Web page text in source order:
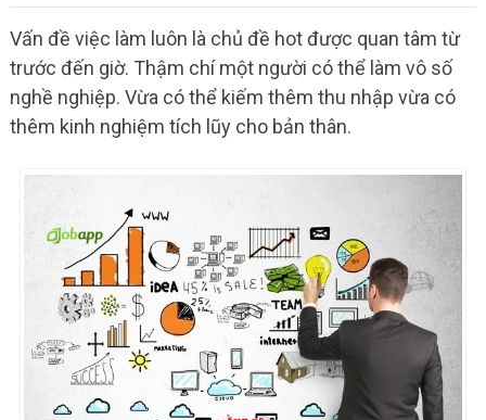
Vấn đề việc làm luôn là chủ đề hot được quan tâm từ
trước đến giờ. Thậm chí một người có thể làm vô số
nghề nghiệp. Vừa có thể kiếm thêm thu nhập vừa có
thêm kinh nghiệm tích lũy cho bản thân.